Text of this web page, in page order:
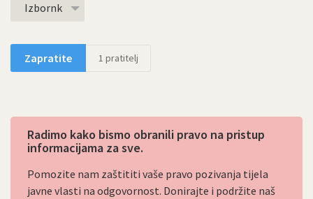
Izbornk
Zapratite 1 pratitelj
Radimo kako bismo obranili pravo na pristup
informacijama za sve.
Pomozite nam zaštititi vaše pravo pozivanja tijela
javne vlasti na odgovornost. Donirajte i podržite naš